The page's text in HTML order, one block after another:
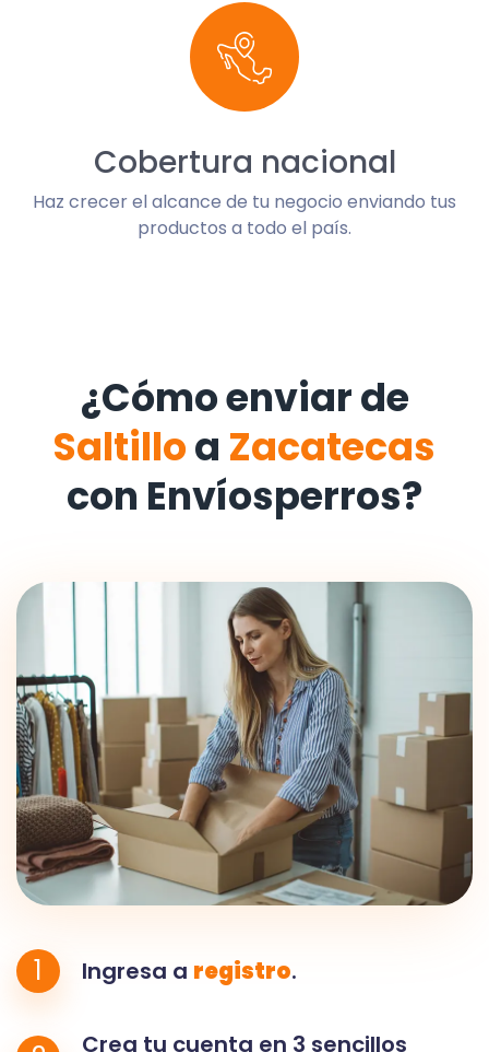
Cobertura nacional
Haz crecer el alcance de tu negocio enviando tus
productos a todo el país.
¿Cómo enviar de
Saltilloa Zacatecas
con Envíosperros?
1 Ingresa a registro.
Crea tu cuenta en 3 sencillos